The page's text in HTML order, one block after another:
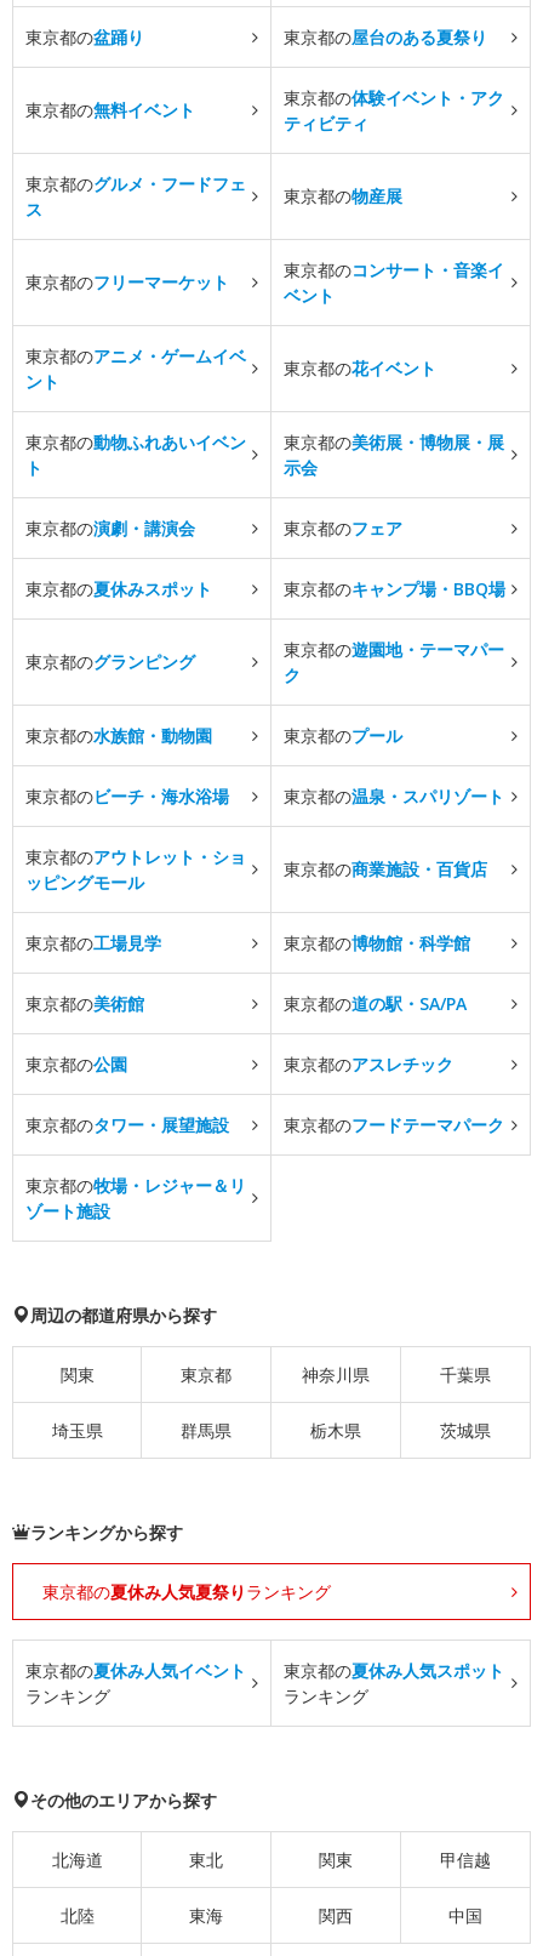
東京都の盆踊り 東京都の屋台のある夏祭り
東京都の無料イベント
東京都の体験イベント・アク
ティビティ
東京都のグルメ・フードフェ
ス
東京都の物産展
東京都のフリーマーケット
東京都のコンサート・音楽イ
ベント
東京都のアニメ・ゲームイベ
ント
東京都の花イベント
東京都の動物ふれあいイベン
ト
東京都の美術展・博物展・展
示会
東京都の演劇・講演会 東京都のフェア
東京都の夏休みスポット 東京都のキャンプ場・BBQ場
東京都のグランピング
東京都の遊園地・テーマパー
ク
東京都の水族館・動物園 東京都のプール
東京都のビーチ・海水浴場 東京都の温泉・スパリゾート
東京都のアウトレット・ショ
ッピングモール
東京都の商業施設・百貨店
東京都の工場見学 東京都の博物館・科学館
東京都の美術館 東京都の道の駅・SA/PA
東京都の公園 東京都のアスレチック
東京都のタワー・展望施設 東京都のフードテーマパーク
東京都の牧場・レジャー＆リ
ゾート施設
周辺の都道府県から探す
関東 東京都 神奈川県 千葉県
埼玉県 群馬県 栃木県 茨城県
ランキングから探す
東京都の夏休み人気夏祭り ランキング
東京都の夏休み人気イベント
ランキング
東京都の夏休み人気スポット
ランキング
その他のエリアから探す
北海道 東北 関東 甲信越
北陸 東海 関西 中国